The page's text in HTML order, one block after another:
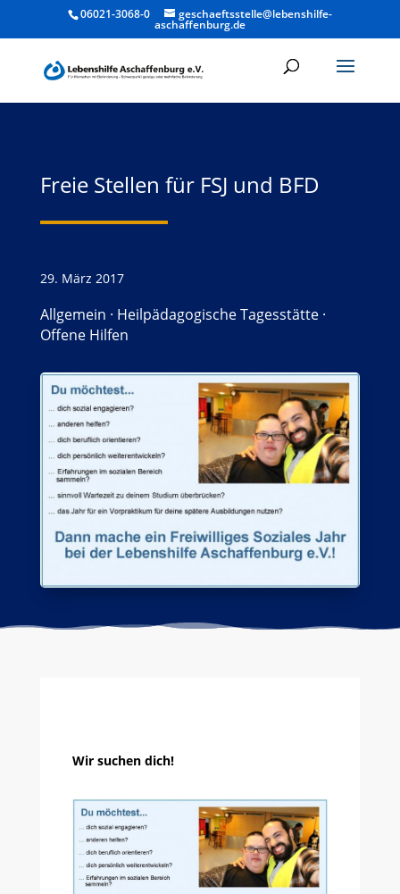
06021-3068-0 geschaeftsstelle@lebenshilfe-
aschaffenburg.de
Freie Stellen für FSJ und BFD
29. März 2017
Allgemein · Heilpädagogische Tagesstätte·
Offene Hilfen
Wir suchen dich!